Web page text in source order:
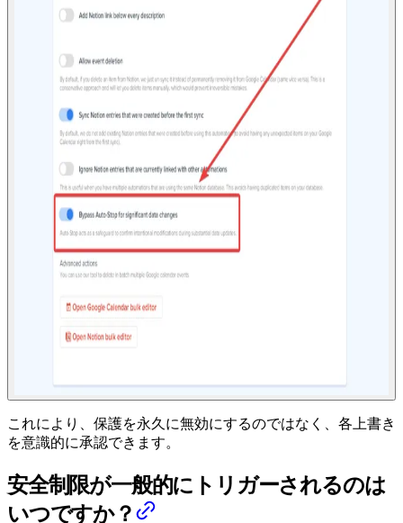
これにより、保護を永久に無効にするのではなく、各上書き
を意識的に承認できます。
安全制限が一般的にトリガーされるのは
いつですか？